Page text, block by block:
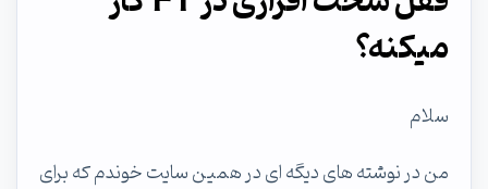
میکنه؟
سلام
من در نوشته های دیگه ای در همین سایت خوندم که برای